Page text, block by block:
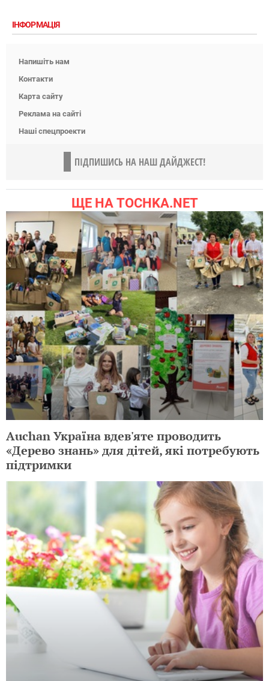
ІНФОРМАЦІЯ
Напишіть нам
Контакти
Карта сайту
Реклама на сайті
Наші спецпроекти
ПІДПИШИСЬ НА НАШ ДАЙДЖЕСТ!
ЩЕ НА TOCHKA.NET
Auchan Україна вдев'яте проводить
«Дерево знань» для дітей, які потребують
підтримки